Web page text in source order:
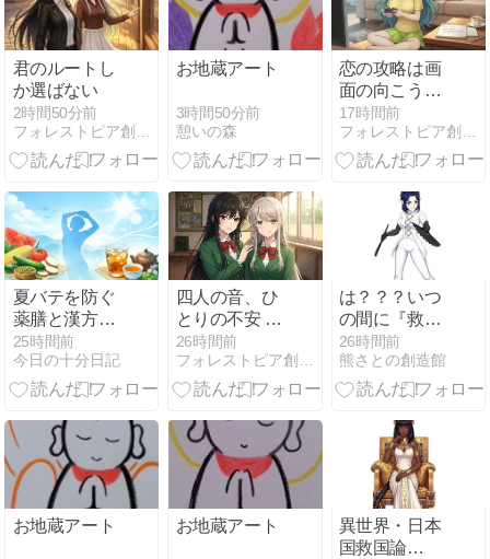
君のルートし
か選ばない
2時間50分前
フォレストピア創造記 ラムリーザ・サーガ
お地蔵アート
3時間50分前
憩いの森
恋の攻略は画
面の向こうか
ら
17時間前
フォレストピア創造記 ラムリーザ・サーガ
夏バテを防ぐ
薬膳と漢方の
養生法｜気・
血・水から整
える体調管理
25時間前
今日の十分日記
四人の音、ひ
とりの不安 音
が始まる前に
26時間前
フォレストピア創造記 ラムリーザ・サーガ
は？？？いつ
の間に『救世
主』になって
んねん（60）
26時間前
熊さとの創造館
お地蔵アート お地蔵アート
異世界・日本
国救国論